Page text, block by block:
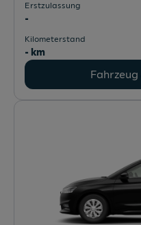
Erstzulassung
-
Kilometerstand
- km